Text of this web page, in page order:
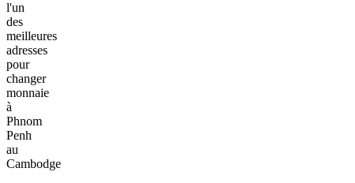
l'un
des
meilleures
adresses
pour
changer
monnaie
à
Phnom
Penh
au
Cambodge